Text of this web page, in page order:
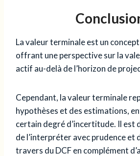
La valeur terminale est un
offrant une perspective sur la
actif au-delà de l’horizon de
Cependant, la valeur terminale
hypothèses et des estimations,
certain degré d’incertitude. Il est
de l’interpréter avec prudence et
travers du DCF en complément